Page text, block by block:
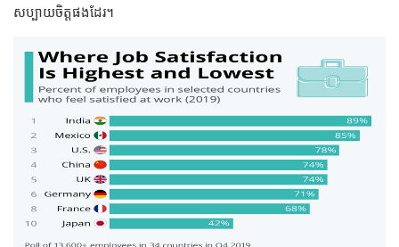
សប្បាយចិត្តផងដែរ។